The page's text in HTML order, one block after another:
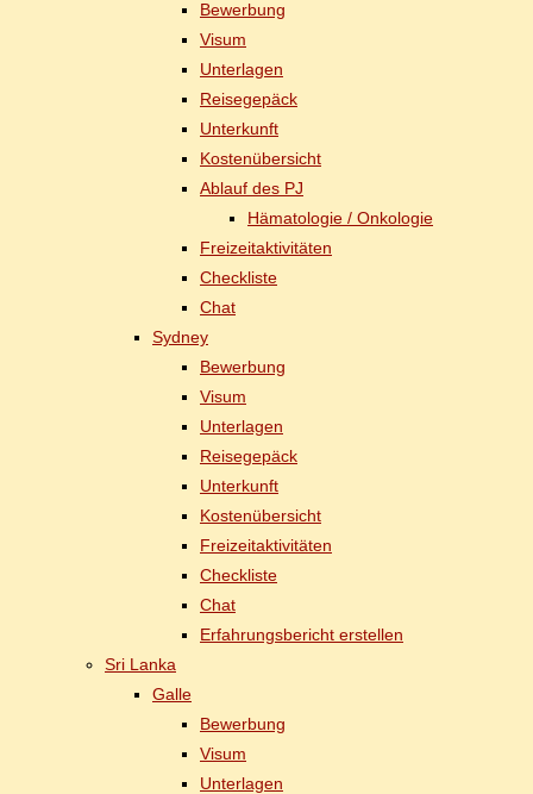
Be­wer­bung
Vi­sum
Un­ter­la­gen
Rei­se­ge­päck
Un­ter­kunft
Kos­ten­über­sicht
Ab­lauf des PJ
Hä­ma­to­lo­gie / Onkologie
Frei­zeit­ak­ti­vi­tä­ten
Check­lis­te
Chat
Syd­ney
Be­wer­bung
Vi­sum
Un­ter­la­gen
Rei­se­ge­päck
Un­ter­kunft
Kos­ten­über­sicht
Frei­zeit­ak­ti­vi­tä­ten
Check­lis­te
Chat
Er­fah­rungs­be­richt erstellen
Sri Lan­ka
Gal­le
Be­wer­bung
Vi­sum
Un­ter­la­gen